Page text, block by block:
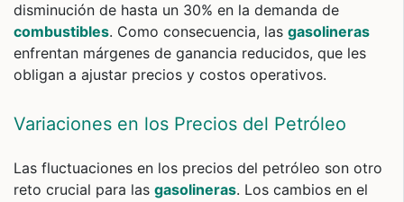
disminución de hasta un 30% en la demanda de
combustibles. Como consecuencia, las gasolineras
enfrentan márgenes de ganancia reducidos, que les
obligan a ajustar precios y costos operativos.
Variaciones en los Precios del Petróleo
Las fluctuaciones en los precios del petróleo son otro
reto crucial para las gasolineras. Los cambios en el